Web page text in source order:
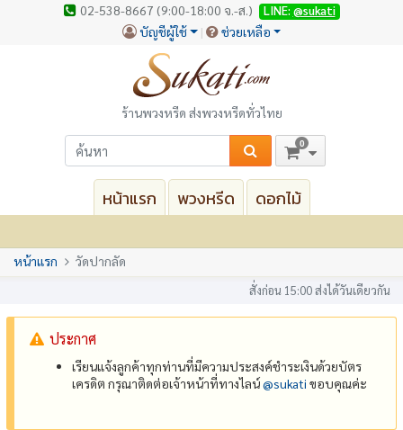
02-538-8667 (9:00-18:00 จ.-ส.) LINE: @sukati
บัญชีผู้ใช้ ช่วยเหลือ
ร้านพวงหรีด ส่งพวงหรีดทั่วไทย
0
หน้าแรก พวงหรีด ดอกไม้
หน้าแรก วัดปากลัด
สั่งก่อน 15:00 ส่งได้วันเดียวกัน
ประกาศ
เรียนแจ้งลูกค้าทุกท่านที่มีความประสงค์ชำระเงินด้วยบัตร
เครดิต กรุณาติดต่อเจ้าหน้าที่ทางไลน์@‌sukati ขอบคุณค่ะ